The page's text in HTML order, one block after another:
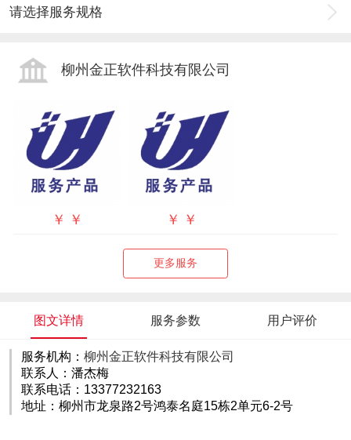
请选择服务规格
柳州金正软件科技有限公司
￥ ￥ ￥ ￥
更多服务
图文详情 服务参数 用户评价
服务机构： 柳州金正软件科技有限公司
联系人：潘杰梅
联系电话：13377232163
地址：柳州市龙泉路2号鸿泰名庭15栋2单元6-2号